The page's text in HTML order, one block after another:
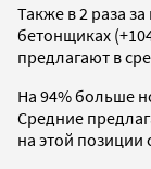
Также в 2 раза
бетонщиках
предлагают в
На 94% больше
Средние
на этой позиции